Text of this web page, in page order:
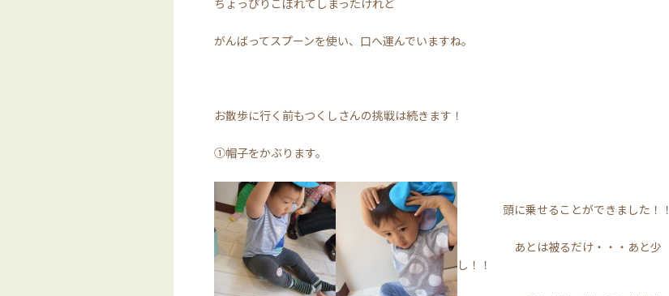
ちょっぴりこぼれてしまったけれど
がんばってスプーンを使い、口へ運んでいますね。
お散歩に行く前もつくしさんの挑戦は続きます！
①帽子をかぶります。
頭に乗せることができました！！
あとは被るだけ・・・あと少
し！！